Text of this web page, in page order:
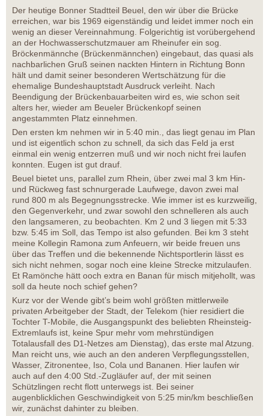
Der heutige Bonner Stadtteil Beuel, den wir über die Brücke
erreichen, war bis 1969 eigenständig und leidet immer noch ein
wenig an dieser Vereinnahmung. Folgerichtig ist vorübergehend
an der Hochwasserschutzmauer am Rheinufer ein sog.
Bröckenmännche (Brückenmännchen) eingebaut, das quasi als
nachbarlichen Gruß seinen nackten Hintern in Richtung Bonn
hält und damit seiner besonderen Wertschätzung für die
ehemalige Bundeshauptstadt Ausdruck verleiht. Nach
Beendigung der Brückenbauarbeiten wird es, wie schon seit
alters her, wieder am Beueler Brückenkopf seinen
angestammten Platz einnehmen.
Den ersten km nehmen wir in 5:40 min., das liegt genau im Plan
und ist eigentlich schon zu schnell, da sich das Feld ja erst
einmal ein wenig entzerren muß und wir noch nicht frei laufen
konnten. Eugen ist gut drauf.
Beuel bietet uns, parallel zum Rhein, über zwei mal 3 km Hin-
und Rückweg fast schnurgerade Laufwege, davon zwei mal
rund 800 m als Begegnungsstrecke. Wie immer ist es kurzweilig,
den Gegenverkehr, und zwar sowohl den schnelleren als auch
den langsameren, zu beobachten. Km 2 und 3 liegen mit 5:33
bzw. 5:45 im Soll, das Tempo ist also gefunden. Bei km 3 steht
meine Kollegin Ramona zum Anfeuern, wir beide freuen uns
über das Treffen und die bekennende Nichtsportlerin lässt es
sich nicht nehmen, sogar noch eine kleine Strecke mitzulaufen.
Et Ramönche hätt ooch extra en Banan für misch mitjehollt, was
soll da heute noch schief gehen?
Kurz vor der Wende gibt’s beim wohl größten mittlerweile
privaten Arbeitgeber der Stadt, der Telekom (hier residiert die
Tochter T-Mobile, die Ausgangspunkt des beliebten Rheinsteig-
Extremlaufs ist, keine Spur mehr vom mehrstündigen
Totalausfall des D1-Netzes am Dienstag), das erste mal Atzung.
Man reicht uns, wie auch an den anderen Verpflegungsstellen,
Wasser, Zitronentee, Iso, Cola und Bananen. Hier laufen wir
auch auf den 4:00 Std.-Zugläufer auf, der mit seinen
Schützlingen recht flott unterwegs ist. Bei seiner
augenblicklichen Geschwindigkeit von 5:25 min/km beschließen
wir, zunächst dahinter zu bleiben.